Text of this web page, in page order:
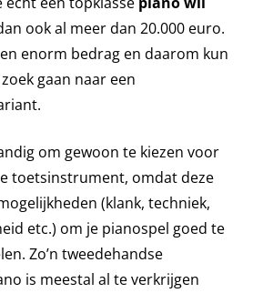
ook al meer dan 20.000 euro.
enorm bedrag en daarom kun
gaan naar een
om gewoon te kiezen voor
toetsinstrument, omdat deze
(klank, techniek,
etc.) om je pianospel goed te
Zo’n tweedehandse
is meestal al te verkrijgen